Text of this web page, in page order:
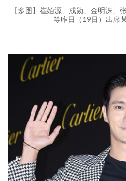
【多图】崔始源、成勋、金明洙、
等昨日（19日）出席